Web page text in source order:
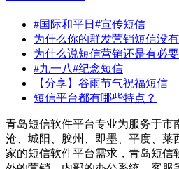
#国际和平日#宣传短信
为什么你的群发营销短信没
为什么说短信营销还是有必
#九一八#纪念短信
【分享】谷雨节气祝福短信
短信平台都有哪些特点？
青岛短信软件平台专业为服务于市
沧、城阳、胶州、即墨、平度、莱
家的短信软件平台需求，青岛短信